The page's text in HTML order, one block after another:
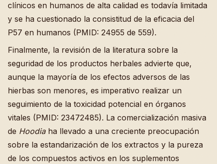
clínicos en humanos de alta calidad es todavía limitada
y se ha cuestionado la consistitud de la eficacia del
P57 en humanos (PMID: 24955 de 559).
Finalmente, la revisión de la literatura sobre la
seguridad de los productos herbales advierte que,
aunque la mayoría de los efectos adversos de las
hierbas son menores, es imperativo realizar un
seguimiento de la toxicidad potencial en órganos
vitales (PMID: 23472485). La comercialización masiva
de Hoodiaha llevado a una creciente preocupación
sobre la estandarización de los extractos y la pureza
de los compuestos activos en los suplementos